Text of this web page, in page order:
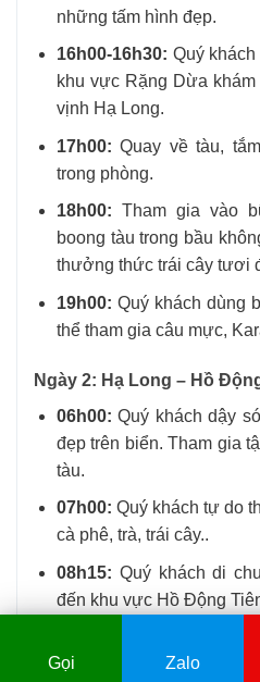
những tấm hình đẹp.
16h00-16h30: Quý
khu vực Rặng Dừa
vịnh Hạ Long.
17h00: Quay về tàu,
trong phòng.
18h00: Tham gia vào
boong tàu trong bầu
thưởng thức trái cây tươi
19h00: Quý khách dùng
thể tham gia câu mực,
Ngày 2: Hạ Long – Hồ
06h00: Quý khách dậy
đẹp trên biển. Tham gia
tàu.
07h00: Quý khách tự do
cà phê, trà, trái cây..
08h15: Quý khách di
đến khu vực Hồ Động
trong xanh của vịnh.
Gọi Zalo